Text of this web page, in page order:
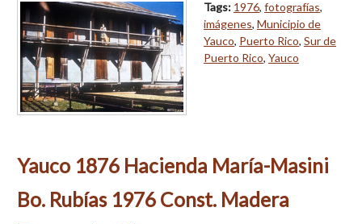
Tags: 1976, fotografías,
imágenes, Municipio de
Yauco, Puerto Rico, Sur de
Puerto Rico, Yauco
Yauco 1876 Hacienda María-Masini
Bo. Rubías 1976 Const. Madera